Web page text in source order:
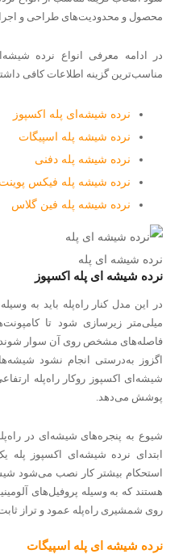
محصول و محدودیت‌های طراحی و
در ادامه معرفی انواع نرده
مناسب‌ترین گزینه اطلاعات کافی
نرده شیشه‌ای پله اکسپوز
نرده شیشه پله اسپیگات
نرده شیشه پله دفنی
نرده شیشه پله فیکس پوینت
نرده شیشه پله فین گلاس
نرده شیشه ای پله
نرده شیشه ای پله اکسپوز
در این مدل کنار راه‌پله باید به
میلی‌متر زیرسازی شود تا
فاصله‌های مشخص روی آن سوار شوند
اگزوز به‌درستی انجام نشود
شیشه‌ای اکسپوز روکار راه‌پله
پوشش می‌دهد
شیوع به پنجره‌های شیشه‌ای در
ابتدای نرده شیشه‌ای اکسپوز پله
استحکام بیشتر کار نصب می‌شود
هستند که به وسیله پروفیل‌های
روی شمشیری راه‌پله عمود و تراز
نرده شیشه ای پله اسپیگات